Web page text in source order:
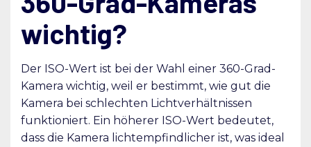
wichtig?
Der ISO-Wert ist bei der Wahl einer 360-Grad-
Kamera wichtig, weil er bestimmt, wie gut die
Kamera bei schlechten Lichtverhältnissen
funktioniert. Ein höherer ISO-Wert bedeutet,
dass die Kamera lichtempfindlicher ist, was ideal